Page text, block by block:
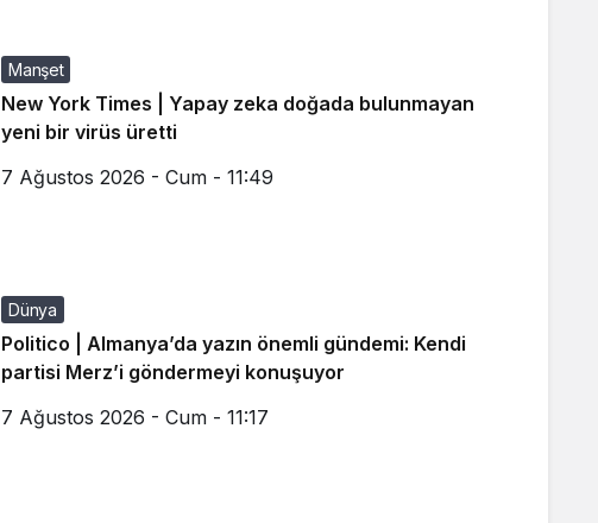
Manşet
New York Times | Yapay zeka doğada bulunmayan
yeni bir virüs üretti
7 Ağustos 2026 - Cum - 11:49
Dünya
Politico | Almanya’da yazın önemli gündemi: Kendi
partisi Merz’i göndermeyi konuşuyor
7 Ağustos 2026 - Cum - 11:17